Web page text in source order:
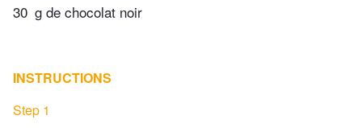
30 g de chocolat noir
INSTRUCTIONS
Step 1